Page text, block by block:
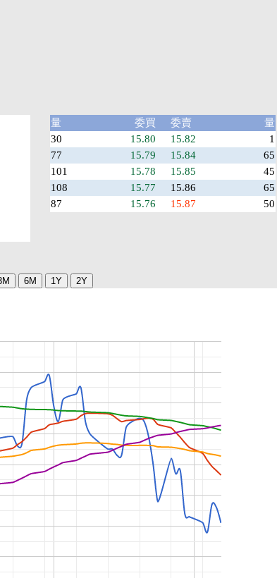
量 委買 委賣
量
30
15.80 15.82
1
77
15.79 15.84
65
101
15.78 15.85
45
108
15.77 15.86
65
87
15.76 15.87 50